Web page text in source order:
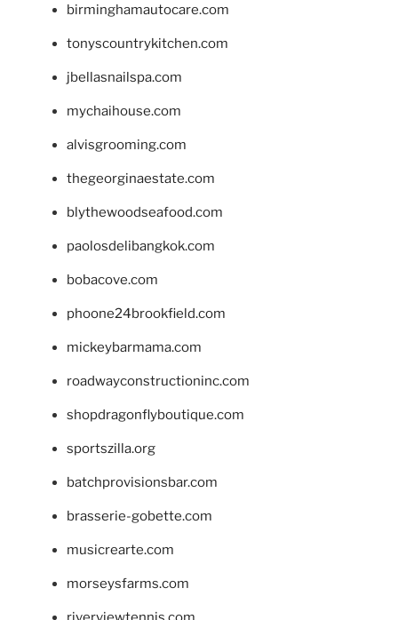
birminghamautocare.com
tonyscountrykitchen.com
jbellasnailspa.com
mychaihouse.com
alvisgrooming.com
thegeorginaestate.com
blythewoodseafood.com
paolosdelibangkok.com
bobacove.com
phoone24brookfield.com
mickeybarmama.com
roadwayconstructioninc.com
shopdragonflyboutique.com
sportszilla.org
batchprovisionsbar.com
brasserie-gobette.com
musicrearte.com
morseysfarms.com